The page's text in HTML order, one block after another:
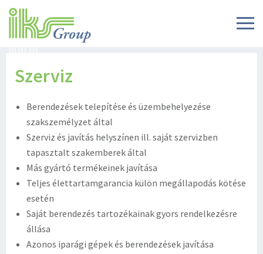
Szerviz
Berendezések telepítése és üzembehelyezése
szakszemélyzet által
Szerviz és javítás helyszínen ill. saját szervizben
tapasztalt szakemberek által
Más gyártó termékeinek javítása
Teljes élettartamgarancia külön megállapodás kötése
esetén
Saját berendezés tartozékainak gyors rendelkezésre
állása
Azonos iparági gépek és berendezések javítása